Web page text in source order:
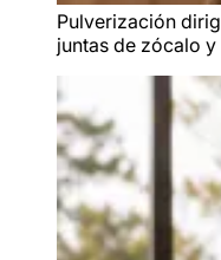
Pulverización
juntas de zócalo